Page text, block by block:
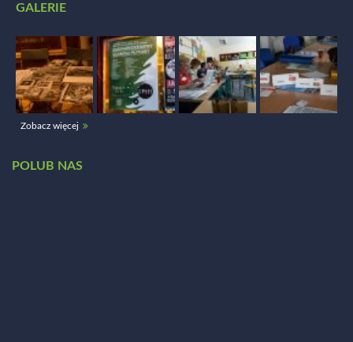
GALERIE
Zobacz więcej
POLUB NAS